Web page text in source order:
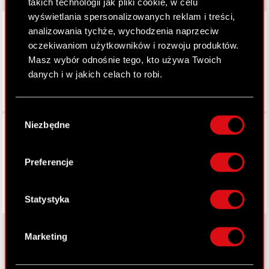
wyświetlania spersonalizowanych reklam i treści,
analizowania tychże, wychodzenia naprzeciw
oczekiwaniom użytkowników i rozwoju produktów.
Masz wybór odnośnie tego, kto używa Twoich
danych i w jakich celach to robi.
Gromadzić dane dotyczące Twojej
lokalizacji geograficznej z dokładnością nawet
Identyfikować Twoje urządzenie, aktywnie
analizując charakteryzującego je zbiory
palca)
osobiste dane są przetwarzane oraz ustaw własne
preferencje w
. W Deklaracji
zgody
Niezbędne
Preferencje
Statystyka
Marketing
LinkedIn
O CD PROJEKT